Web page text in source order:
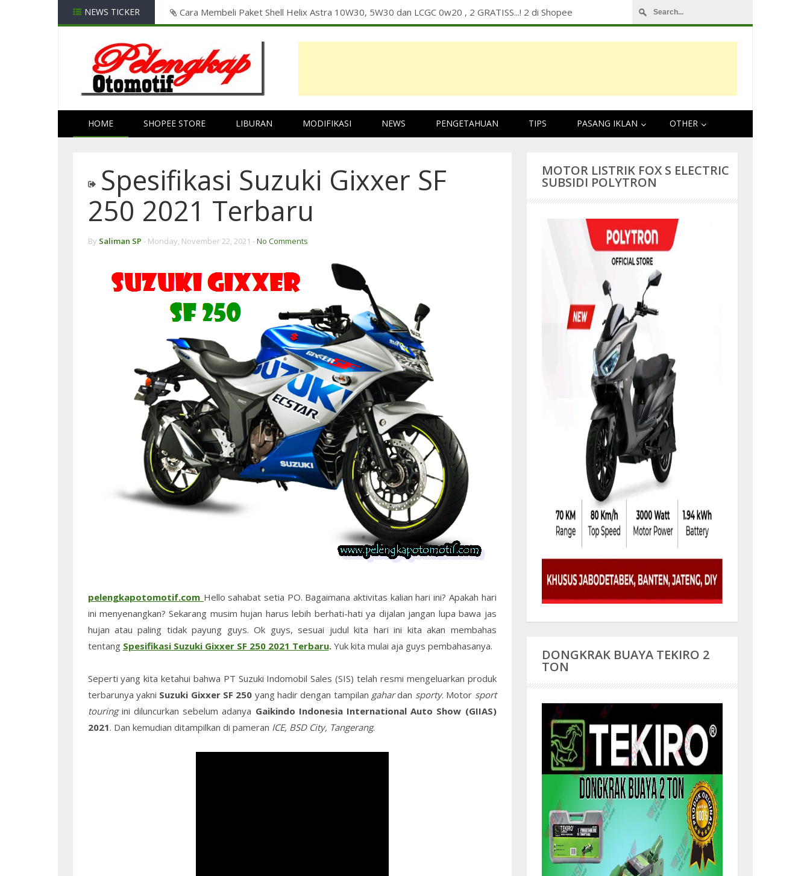
NEWS TICKER
, 2 GRATISS...! 2 di Shopee Hitungan Mengganti Oli Mesin Sebelum Mudik Lebaran Harga, Kelebihan dan Kekurangan Ban Corsa
HOME SHOPEE STORE LIBURAN MODIFIKASI NEWS PENGETAHUAN TIPS PASANG IKLAN OTHER
Spesifikasi Suzuki Gixxer SF
250 2021 Terbaru
By Saliman SP - Monday, November 22, 2021 -No Comments
pelengkapotomotif.com_ Hello sahabat setia PO. Bagaimana aktivitas kalian hari ini? Apakah hari
ini menyenangkan? Sekarang musim hujan harus lebih berhati-hati ya dijalan jangan lupa bawa jas
hujan atau paling tidak payung guys. Ok guys, sesuai judul kita hari ini kita akan membahas
tentang Spesifikasi Suzuki Gixxer SF 250 2021 Terbaru. Yuk kita mulai aja guys pembahasanya.
Seperti yang kita ketahui bahwa PT Suzuki Indomobil Sales (SIS) telah resmi mengeluarkan produk
terbarunya yakni Suzuki Gixxer SF 250 yang hadir dengan tampilan gahardan sporty. Motor sport
touring ini diluncurkan sebelum adanya Gaikindo Indonesia International Auto Show (GIIAS)
2021. Dan kemudian ditampilkan di pameran ICE, BSD City, Tangerang.
MOTOR LISTRIK FOX S ELECTRIC
SUBSIDI POLYTRON
DONGKRAK BUAYA TEKIRO 2
TON